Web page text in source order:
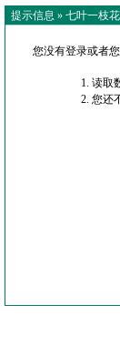
提示信息 » 七叶一枝
您没有登录或者
读取
您还